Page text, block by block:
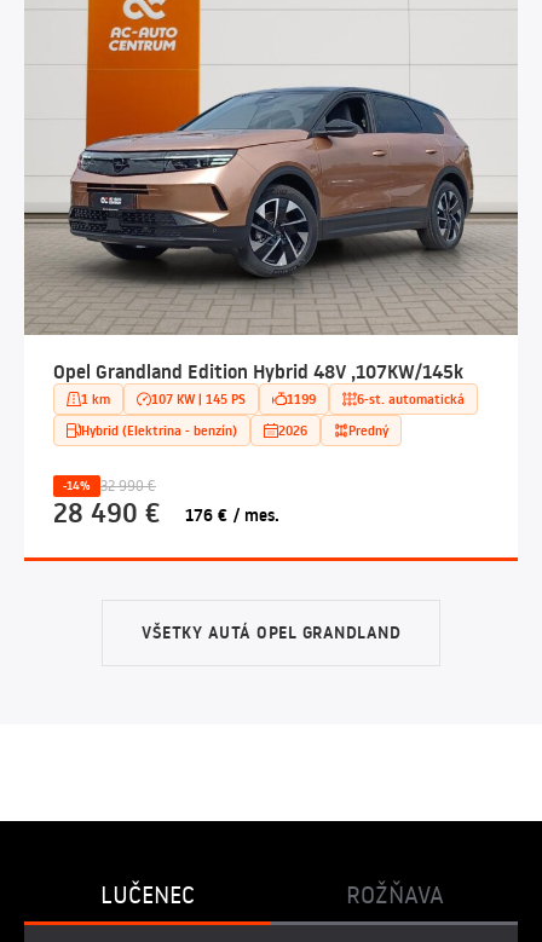
Opel Grandland Edition Hybrid 48V ,107KW/145k
1 km 107 KW | 145 PS 1199
6-st. automatická
Hybrid (Elektrina - benzín)
2026 Predný
-14% 32 990 €
28 490 € 176 € / mes.
VŠETKY AUTÁ OPEL GRANDLAND
LUČENEC ROŽŇAVA